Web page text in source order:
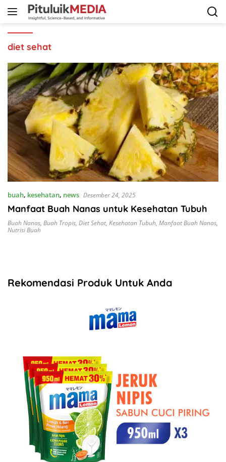
Langsung
diet sehat
buah, kesehatan, news Desember 24, 2025
Manfaat Buah Nanas untuk Kesehatan Tubuh
Buah Nanas, Buah Tropis, Diet Sehat, Kesehatan Tubuh, Manfaat Buah Nanas,
Nutrisi Buah
Rekomendasi Produk Untuk Anda